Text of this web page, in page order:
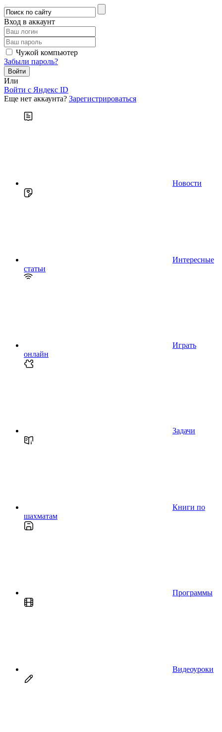
Вход в аккаунт
Чужой компьютер
Забыли пароль?
Или
Войти c Яндекс ID
Еще нет аккаунта? Зарегистрироваться
Новости
Интересные
статьи
Играть
онлайн
Задачи
Книги по
шахматам
Программы
Видеоуроки